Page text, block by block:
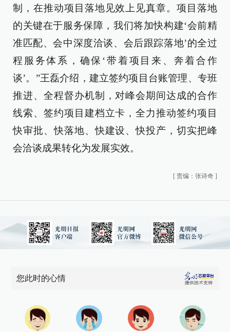
制，在推动项目落地见效上见真章。项目落地
的关键在于服务保障，我们将加快构建‘会前精
准匹配、会中深度洽谈、会后跟踪落地’的全过
程服务体系，确保‘带着项目来、奔着合作
谈’。”王磊介绍，建立签约项目台账管理、专班
推进、全程督办机制，对峰会期间达成的合作
线索、签约项目建档立卡，全力推动签约项目
快审批、快落地、快建设、快投产，切实把峰
会洽谈成果转化为发展实效。
[ 责编：张诗奇 ]
您此时的心情